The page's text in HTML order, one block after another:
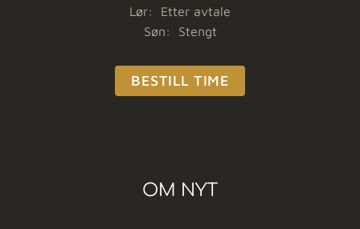
Lør: Etter avtale
Søn: Stengt
BESTILL TIME
OM NYT